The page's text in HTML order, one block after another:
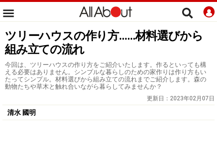
ツリーハウスの作り方……材料選びから
組み立ての流れ
今回は、ツリーハウスの作り方をご紹介いたします。作るといっても構
える必要はありません。シンプルな暮らしのための家作りは作り方もい
たってシンプル。材料選びから組み立ての流れまでご紹介します。森の
動物たちや草木と触れ合いながら暮らしてみませんか？
更新日： 2023年02月07日
清水 國明